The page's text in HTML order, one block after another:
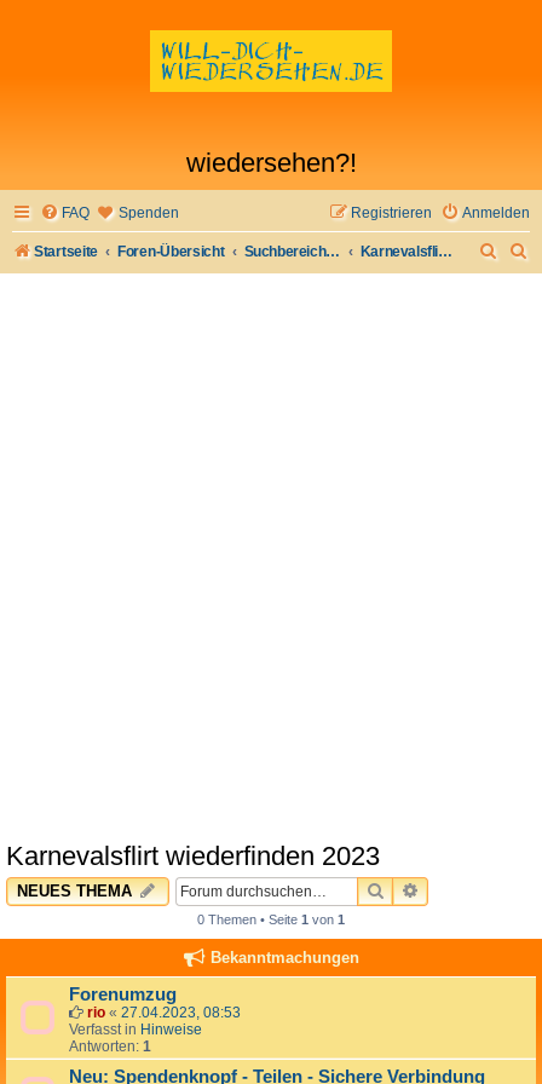
wiedersehen?!
FAQ Spenden Anmelden
Registrieren
Startseite Foren-Übersicht Suchbereich Ia - besondere Gelegenheiten Karnevalsflirt wiederfinden 2023
Karnevalsflirt wiederfinden 2023
NEUES THEMA SUCHEERWEITERTE
0 Themen • Seite 1 von 1
Bekanntmachungen
Forenumzug
rio « 27.04.2023, 08:53
Verfasst in Hinweise
Antworten: 1
Neu: Spendenknopf - Teilen - Sichere Verbindung